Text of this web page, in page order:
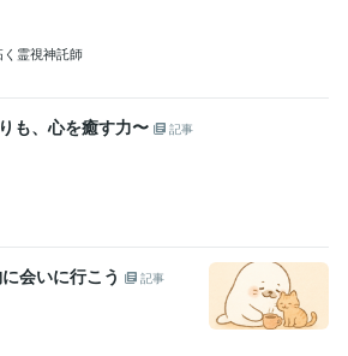
もジョークを返せる✨日本一:99年
踊ってる（バレずもあり）✨:99年
にマッハで挨拶✨:99年
顔を忘れない☪️:99年
登場人物キャラ忘れない☪️:99年
準語と関西弁、完璧☪️:99年
弁でも舌巻く方も話せる力☪️:99年
ングリッシュで会話できる☪️:99年
霊視神託師
も、心を癒す力〜
記事
会いに行こう
記事